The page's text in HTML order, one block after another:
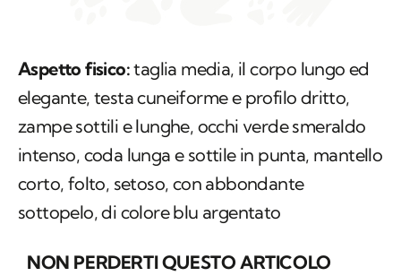
Aspetto fisico:taglia media, il corpo lungo ed
elegante, testa cuneiforme e profilo dritto,
zampe sottili e lunghe, occhi verde smeraldo
intenso, coda lunga e sottile in punta, mantello
corto, folto, setoso, con abbondante
sottopelo, di colore blu argentato
NON PERDERTI QUESTO ARTICOLO